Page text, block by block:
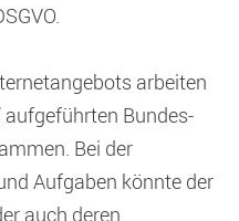
arbeiten
aufgeführten Bundes-
Bei der
Aufgaben könnte der
auch deren